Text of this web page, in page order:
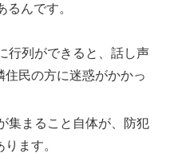
るんです。
行列ができると、話し声
民の方に迷惑がかかっ
集まること自体が、防犯
ます。